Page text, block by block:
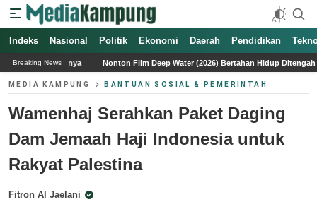
Indeks Nasional Politik Ekonomi Daerah Pendidikan
Breaking News
Nonton Film Deep Water (2026) Bertahan Hidup Ditengah Hiu, Sinopsis, Daftar
MEDIA KAMPUNG BANTUAN SOSIAL & PEMERINTAH
Wamenhaj Serahkan Paket Daging
Dam Jemaah Haji Indonesia untuk
Rakyat Palestina
Fitron Al Jaelani